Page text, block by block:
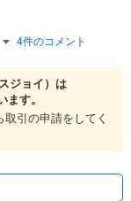
4件のコメント
ジョイ）は
ます。
引の申請をしてく